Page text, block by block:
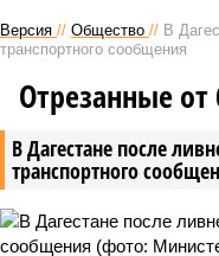
Версия // Общество // В
транспортного сообщения
В Дагестане после
транспортного
Отрезанные